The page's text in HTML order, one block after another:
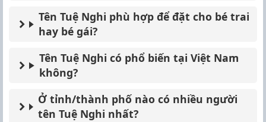
Tên Tuệ Nghi phù hợp để đặt cho bé trai
hay bé gái?
Tên Tuệ Nghi có phổ biến tại Việt Nam
không?
Ở tỉnh/thành phố nào có nhiều người
tên Tuệ Nghi nhất?